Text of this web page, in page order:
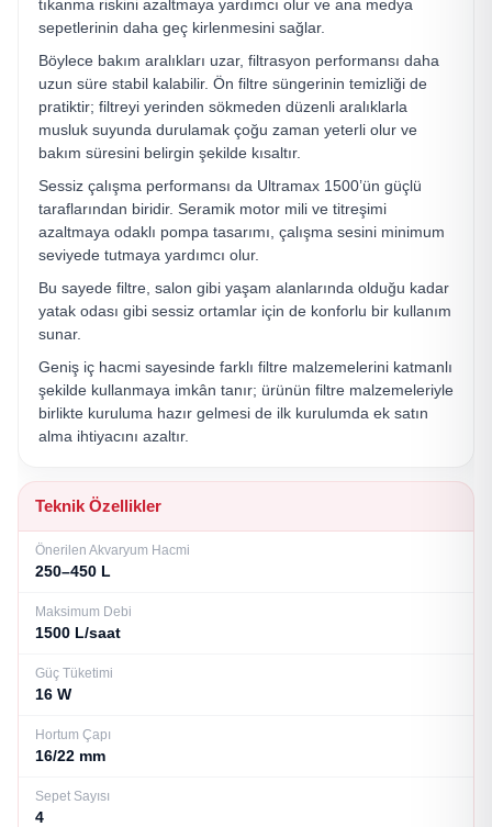
tıkanma riskini azaltmaya yardımcı olur ve ana medya
sepetlerinin daha geç kirlenmesini sağlar.
Böylece bakım aralıkları uzar, filtrasyon performansı daha
uzun süre stabil kalabilir. Ön filtre süngerinin temizliği de
pratiktir; filtreyi yerinden sökmeden düzenli aralıklarla
musluk suyunda durulamak çoğu zaman yeterli olur ve
bakım süresini belirgin şekilde kısaltır.
Sessiz çalışma performansı da Ultramax 1500’ün güçlü
taraflarından biridir. Seramik motor mili ve titreşimi
azaltmaya odaklı pompa tasarımı, çalışma sesini minimum
seviyede tutmaya yardımcı olur.
Bu sayede filtre, salon gibi yaşam alanlarında olduğu kadar
yatak odası gibi sessiz ortamlar için de konforlu bir kullanım
sunar.
Geniş iç hacmi sayesinde farklı filtre malzemelerini katmanlı
şekilde kullanmaya imkân tanır; ürünün filtre malzemeleriyle
birlikte kuruluma hazır gelmesi de ilk kurulumda ek satın
alma ihtiyacını azaltır.
Teknik Özellikler
Önerilen Akvaryum Hacmi
250–450 L
Maksimum Debi
1500 L/saat
Güç Tüketimi
16 W
Hortum Çapı
16/22 mm
Sepet Sayısı
4